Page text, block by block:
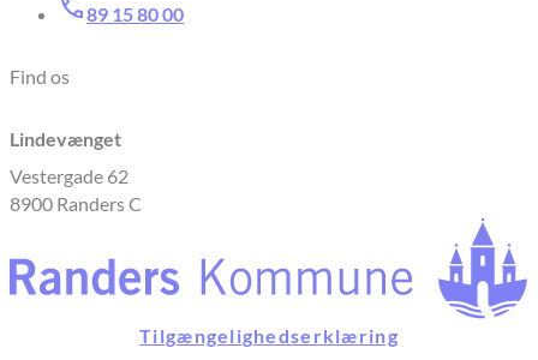
89 15 80 00
Find os
Lindevænget
Vestergade 62
8900 Randers C
Tilgængelighedserklæring